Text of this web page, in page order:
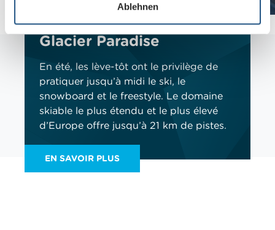
Ablehnen
Ski estival à Matterhorn
Glacier Paradise
En été, les lève-tôt ont le privilège de
pratiquer jusqu’à midi le ski, le
snowboard et le freestyle. Le domaine
skiable le plus étendu et le plus élevé
d’Europe offre jusqu’à 21 km de pistes.
EN SAVOIR PLUS